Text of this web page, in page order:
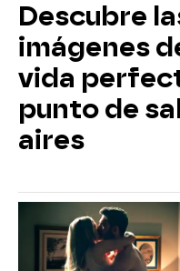
Descubre
imágenes
vida
punto de
aires